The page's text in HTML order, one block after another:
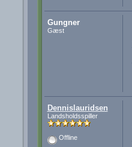
Gungner
Gæst
Dennislauridsen
Landsholdsspiller
Offline